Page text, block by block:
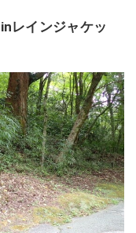
レインジャケッ